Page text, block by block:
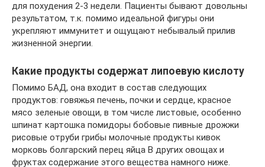
для похудения 2-3 недели. Пациенты бывают довольны
результатом, т.к. помимо идеальной фигуры они
укрепляют иммунитет и ощущают небывалый прилив
жизненной энергии.
Какие продукты содержат липоевую кислоту
Помимо БАД, она входит в состав следующих
продуктов: говяжья печень, почки и сердце, красное
мясо зеленые овощи, в том числе листовые, особенно
шпинат картошка помидоры бобовые пивные дрожжи
рисовые отруби грибы молочные продукты кивок
морковь болгарский перец яйца В других овощах и
фруктах содержание этого вещества намного ниже.